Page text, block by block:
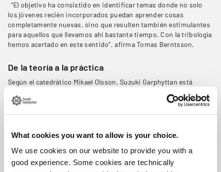
What cookies you want to allow is your choice.
We use cookies on our website to provide you with a
good experience. Some cookies are technically
“El objetivo ha consistido en identificar temas donde no solo
los jóvenes recién incorporados puedan aprender cosas
completamente nuevas, sino que resulten también estimulantes
para aquellos que llevamos ahí bastante tiempo. Con la tribología
hemos acertado en este sentido”, afirma Tomas Berntsson.
De la teoría a la práctica
Según el catedrático Mikael Olsson, Suzuki Garphyttan está